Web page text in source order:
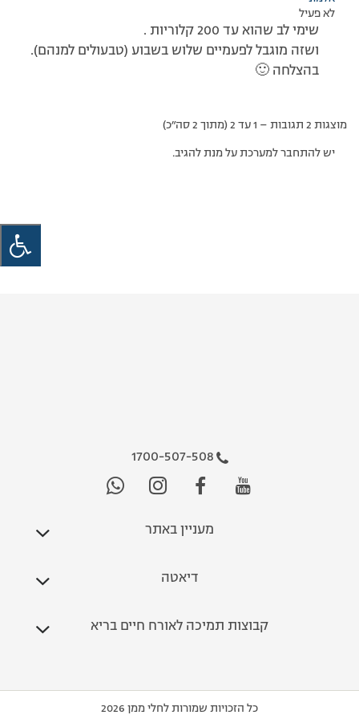
לא פעיל
שימי לב שהוא עד 200 קלוריות .
ושזה מוגבל לפעמיים שלוש בשבוע (טבעולים למנהם).
בהצלחה 🙂
מוצגות 2 תגובות – 1 עד 2 (מתוך 2 סה״כ)
יש להתחבר למערכת על מנת להגיב.
1700-507-508
מעניין באתר
דיאטה
קבוצות תמיכה לאורח חיים בריא
כל הזכויות שמורות לחלי ממן 2026